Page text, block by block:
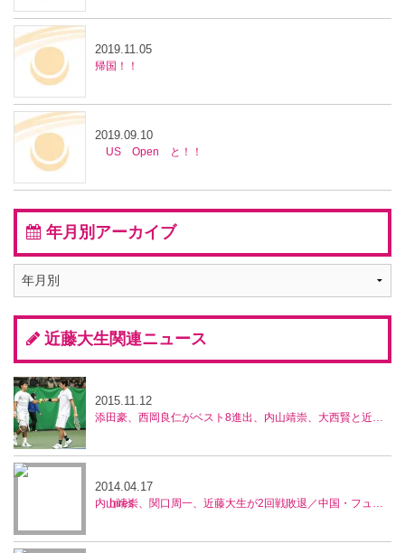
帰国！！
2019.11.05
US Open と！！
2019.09.10
年月別アーカイブ
近藤大生関連ニュース
添田豪、西岡良仁がベスト8進出、内山靖崇、大西賢と近藤大生ペアは惜敗、兵庫ノアチャレンジャー
2015.11.12
内山靖崇、関口周一、近藤大生が2回戦敗退／中国・フューチャーズ
2014.04.17